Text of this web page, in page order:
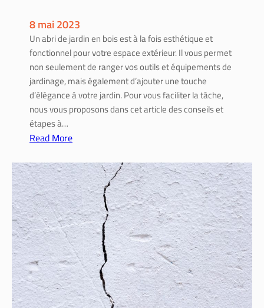
g
r
â
c
e
à
l
r
n
o
v
a
t
i
o
n
e
8 mai 2023
Un abri de jardin en bois est à la fois esthétique et
fonctionnel pour votre espace extérieur. Il vous permet
non seulement de ranger vos outils et équipements de
jardinage, mais également d’ajouter une touche
d’élégance à votre jardin. Pour vous faciliter la tâche,
nous vous proposons dans cet article des conseils et
étapes à…
Read More
C
r
é
e
r
u
n
a
b
r